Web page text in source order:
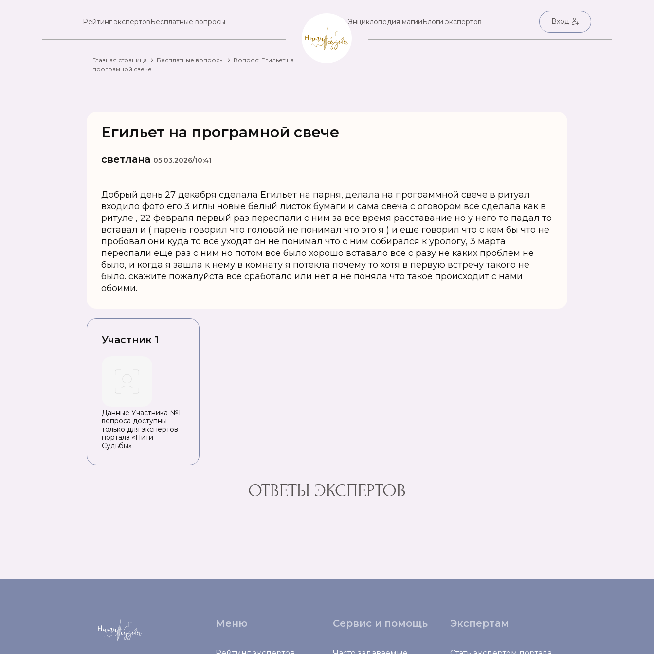
Рейтинг экспертовБесплатные вопросы Энциклопедия магииБлоги экспертов Вход
Главная страница Бесплатные вопросы
Вопрос: Егильет на
програмной свече
Егильет на програмной свече
светлана 05.03.2026/10:41
Добрый день 27 декабря сделала Егильет на парня, делала на программной свече в ритуал
входило фото его 3 иглы новые белый листок бумаги и сама свеча с оговором все сделала как в
ритуле , 22 февраля первый раз переспали с ним за все время расставание но у него то падал то
вставал и ( парень говорил что головой не понимал что это я ) и еще говорил что с кем бы что не
пробовал они куда то все уходят он не понимал что с ним собирался к урологу, 3 марта
переспали еще раз с ним но потом все было хорошо вставало все с разу не каких проблем не
было, и когда я зашла к нему в комнату я потекла почему то хотя в первую встречу такого не
было. скажите пожалуйста все сработало или нет я не поняла что такое происходит с нами
обоими.
Участник 1
Данные Участника №1
вопроса доступны
только для экспертов
портала «Нити
Судьбы»
ОТВЕТЫ ЭКСПЕРТОВ
Меню Сервис и помощь Экспертам